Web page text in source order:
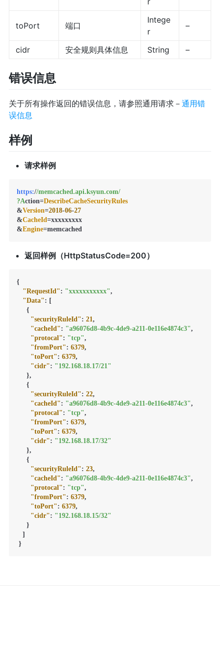
toPort 端口
Intege
r
–
cidr 安全规则具体信息 String –
错误信息
关于所有操作返回的错误信息，请参照通用请求－ 通用错
误信息
样例
请求样例
https://memcached.api.ksyun.com/
?Action=DescribeCacheSecurityRules
&Version=2018-06-27
&CacheId =xxxxxxxxx
&Engine
返回样例（HttpStatusCode=200）
{
"RequestId": "xxxxxxxxxxx",
"Data": [
{
"securityRuleId": 21 ,
"cacheId": "a96076d8-4b9c-4de9-a211-0e116e4874c3",
"protocal": "tcp",
"fromPort": 6379,
"toPort": 6379,
"cidr": "192.168.18.17/21"
},
{
"securityRuleId": 22,
"cacheId": "a96076d8-4b9c-4de9-a211-0e116e4874c3",
"protocal": "tcp",
"fromPort": 6379,
"toPort": 6379,
"cidr": "192.168.18.17/32"
},
{
"securityRuleId": 23,
"cacheId": "a96076d8-4b9c-4de9-a211-0e116e4874c3",
"protocal": "tcp",
"fromPort": 6379,
"toPort": 6379,
"cidr": "192.168.18.15/32"
}
]
}